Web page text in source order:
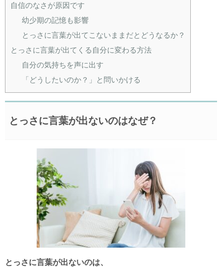
自信のなさが原因です
幼少期の記憶も影響
とっさに言葉が出てこないままだとどうなるか？
とっさに言葉が出てくる自分に変わる方法
自分の気持ちを声に出す
「どうしたいのか？」と問いかける
とっさに言葉が出ないのはなぜ？
とっさに言葉が出ないのは、